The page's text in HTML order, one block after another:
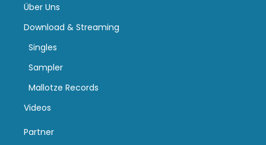
Über Uns
Download & Streaming
Singles
Sampler
Mallotze Records
Videos
Partner